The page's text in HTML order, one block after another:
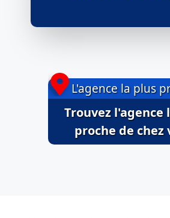
L'agence la plus
Trouvez l'agence
proche de chez